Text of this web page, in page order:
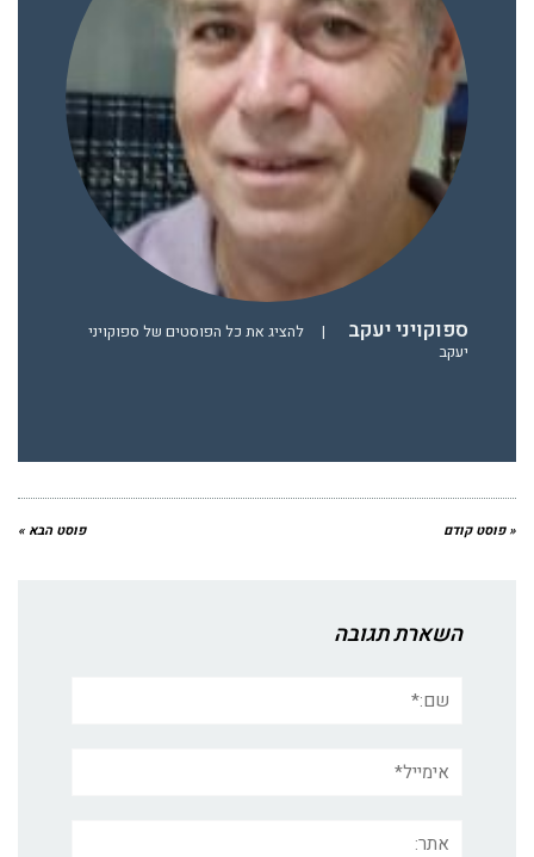
ספוקויני יעקב |
להציג את כל הפוסטים של ספוקויני
יעקב
« פוסט קודם פוסט הבא »
השארת תגובה